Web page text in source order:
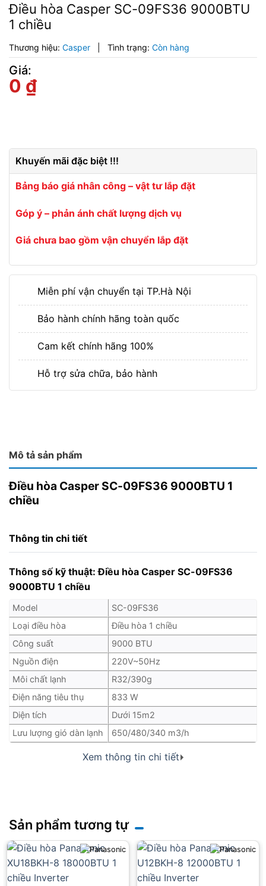
Điều hòa Casper SC-09FS36 9000BTU
1 chiều
Thương hiệu: Casper Tình trạng: Còn hàng
Giá:
0 ₫
Khuyến mãi đặc biệt !!!
Bảng báo giá nhân công – vật tư lắp đặt
Góp ý – phản ánh chất lượng dịch vụ
Giá chưa bao gồm vận chuyển lắp đặt
Miễn phí vận chuyển tại TP.Hà Nội
Bảo hành chính hãng toàn quốc
Cam kết chính hãng 100%
Hỗ trợ sửa chữa, bảo hành
Mô tả sản phẩm
Điều hòa Casper SC-09FS36 9000BTU 1
chiều
Thông tin chi tiết
Thông số kỹ thuật: Điều hòa Casper SC-09FS36
9000BTU 1 chiều
Model
SC-09FS36
Loại điều hòa
Điều hòa 1 chiều
Công suất
9000 BTU
Nguồn điện
220V~50Hz
Môi chất lạnh
R32/390g
Điện năng tiêu thụ
833 W
Diện tích
Dưới 15m2
Lưu lượng gió dàn lạnh
650/480/340 m3/h
5 m
Công nghệ nổi bật
iClean, Làm lạnh nhanh Turbo
Hiệu suất năng lượng
3 sao / CSPF: 3.19
Hãng
Casper
Xem thông tin chi tiết
Sản phẩm tương tự